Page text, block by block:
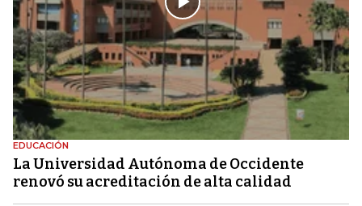
EDUCACIÓN
La Universidad Autónoma de Occidente
renovó su acreditación de alta calidad